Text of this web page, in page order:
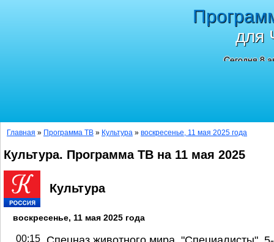
для
Сегодня 8
Главная » Программа ТВ » Культура » воскресенье, 11 мая 2025 года
Культура. Программа ТВ на 11 мая 2025
Культура
воскресенье, 11 мая 2025 года
00:15